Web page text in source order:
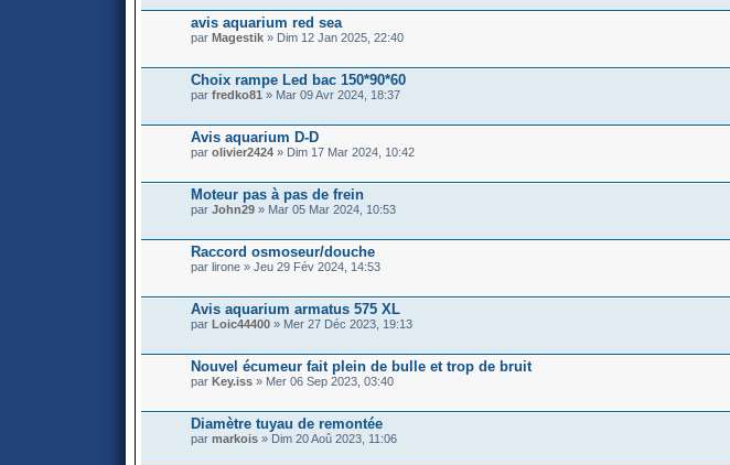
avis aquarium red sea
par Magestik » Dim 12 Jan 2025, 22:40
Choix rampe Led bac 150*90*60
par fredko81 » Mar 09 Avr 2024, 18:37
Avis aquarium D-D
par olivier2424 » Dim 17 Mar 2024, 10:42
Moteur pas à pas de frein
par John29 » Mar 05 Mar 2024, 10:53
Raccord osmoseur/douche
par lirone » Jeu 29 Fév 2024, 14:53
Avis aquarium armatus 575 XL
par Loic44400 » Mer 27 Déc 2023, 19:13
Nouvel écumeur fait plein de bulle et trop de bruit
par Key.iss » Mer 06 Sep 2023, 03:40
Diamètre tuyau de remontée
par markois » Dim 20 Aoû 2023, 11:06